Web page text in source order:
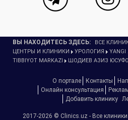
ВЫ НАХОДИТЕСЬ ЗДЕСЬ: ВСЕ
ЦЕНТРЫ И КЛИНИКИ
УРОЛОГИЯ
YANGI
TIBBIYOT MARKAZI
ШОДИЕВ АЗИЗ
О портале Контакты
Онлайн консультация
Добавить клинику
2017-2026 © Clinics.uz - Все